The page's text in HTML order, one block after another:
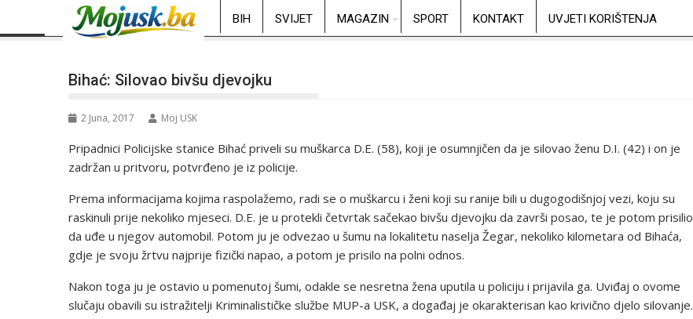
BIH SVIJET MAGAZIN SPORT KONTAKT UVJETI KORIŠTENJA
Bihać: Silovao bivšu djevojku
2 Juna, 2017 Moj USK
Pripadnici Policijske stanice Bihać priveli su muškarca D.E. (58), koji je osumnjičen da je silovao ženu D.I. (42) i on je
zadržan u pritvoru, potvrđeno je iz policije.
Prema informacijama kojima raspolažemo, radi se o muškarcu i ženi koji su ranije bili u dugogodišnjoj vezi, koju su
raskinuli prije nekoliko mjeseci. D.E. je u protekli četvrtak sačekao bivšu djevojku da završi posao, te je potom prisilio
da uđe u njegov automobil. Potom ju je odvezao u šumu na lokalitetu naselja Žegar, nekoliko kilometara od Bihaća,
gdje je svoju žrtvu najprije fizički napao, a potom je prisilo na polni odnos.
Nakon toga ju je ostavio u pomenutoj šumi, odakle se nesretna žena uputila u policiju i prijavila ga. Uviđaj o ovome
slučaju obavili su istražitelji Kriminalističke službe MUP-a USK, a događaj je okarakterisan kao krivično djelo silovanje.